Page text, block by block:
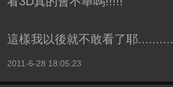
這樣我以後就不敢看了耶..........
2011-6-28 18:05:23